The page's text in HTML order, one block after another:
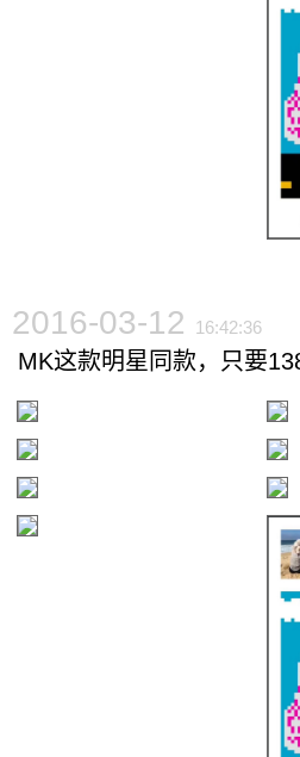
2016-03-12 16:42:36
MK这款明星同款，只要